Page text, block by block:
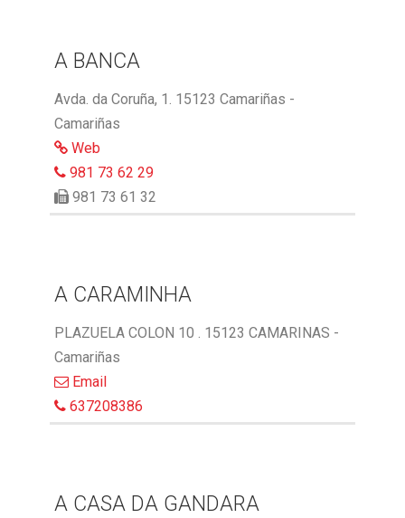
A BANCA
Avda. da Coruña, 1. 15123 Camariñas -
Camariñas
Web
981 73 62 29
981 73 61 32
A CARAMINHA
PLAZUELA COLON 10 . 15123 CAMARINAS -
Camariñas
Email
637208386
A CASA DA GANDARA